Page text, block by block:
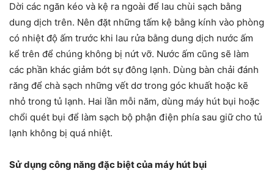
Dời các ngăn kéo và kệ ra ngoài để lau chùi sạch bằng
dung dịch trên. Nên đặt những tấm kệ bằng kính vào phòng
có nhiệt độ ấm trước khi lau rửa bằng dung dịch nước ấm
kể trên để chúng không bị nứt vỡ. Nước ấm cũng sẽ làm
các phần khác giảm bớt sự đông lạnh. Dùng bàn chải đánh
răng để chà sạch những vết dơ trong góc khuất hoặc kẽ
nhỏ trong tủ lạnh. Hai lần mỗi năm, dùng máy hút bụi hoặc
chổi quét bụi để làm sạch bộ phận điện phía sau giữ cho tủ
lạnh không bị quá nhiệt.
Sử dụng công năng đặc biệt của máy hút bụi